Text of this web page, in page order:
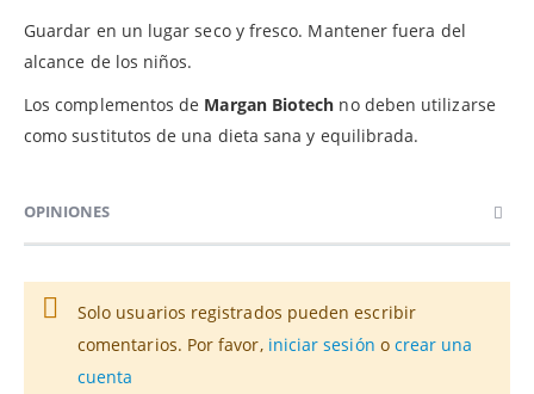
Guardar en un lugar seco y fresco. Mantener fuera del
alcance de los niños.
Los complementos de Margan Biotech no deben utilizarse
como sustitutos de una dieta sana y equilibrada.
OPINIONES
Solo usuarios registrados pueden escribir
comentarios. Por favor, iniciar sesión o crear una
cuenta